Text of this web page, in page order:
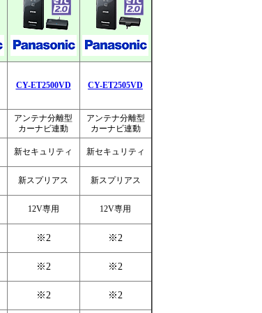
CY-ET2500VD CY-ET2505VD
アンテナ分離型
カーナビ連動
アンテナ分離型
カーナビ連動
新セキュリティ 新セキュリティ
新スプリアス 新スプリアス
12V専用 12V専用
※2 ※2
※2 ※2
※2 ※2